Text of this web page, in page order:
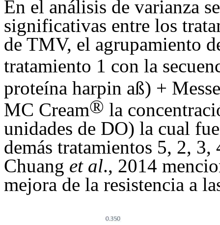
En el análisis de varianza
significativas entre los
de TMV, el agrupamiento
tratamiento 1 con la
proteína harpin aß) +
MC Cream® la
unidades de DO) la cual
demás tratamientos 5, 2,
Chuang et al., 2014
mejora de la resistencia a